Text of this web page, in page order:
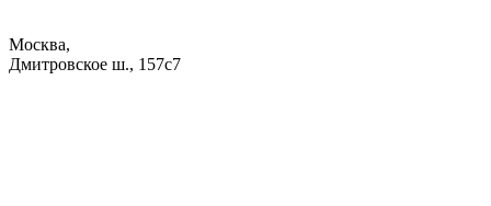
Москва,
Дмитровское ш., 157с7